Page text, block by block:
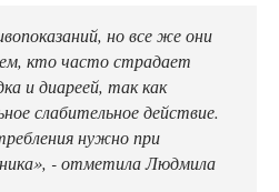
но все же они
кто часто страдает
и диареей, так как
слабительное действие.
нужно при
- отметила Людмила